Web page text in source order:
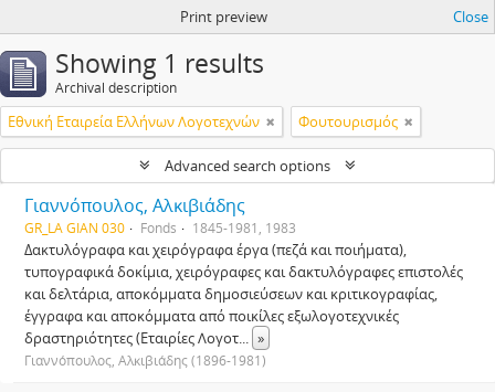
Print preview Close
Showing 1 results
Archival description
Εθνική Εταιρεία Ελλήνων Λογοτεχνών Φουτουρισμός
Advanced search options
Γιαννόπουλος, Αλκιβιάδης
GR_LA GIAN 030 Fonds 1845-1981, 1983
Δακτυλόγραφα και χειρόγραφα έργα (πεζά και ποιήματα),
τυπογραφικά δοκίμια, χειρόγραφες και δακτυλόγραφες επιστολές
και δελτάρια, αποκόμματα δημοσιεύσεων και κριτικογραφίας,
έγγραφα και αποκόμματα από ποικίλες εξωλογοτεχνικές
δραστηριότητες (Εταιρίες Λογοτ... »
Γιαννόπουλος, Αλκιβιάδης (1896-1981)